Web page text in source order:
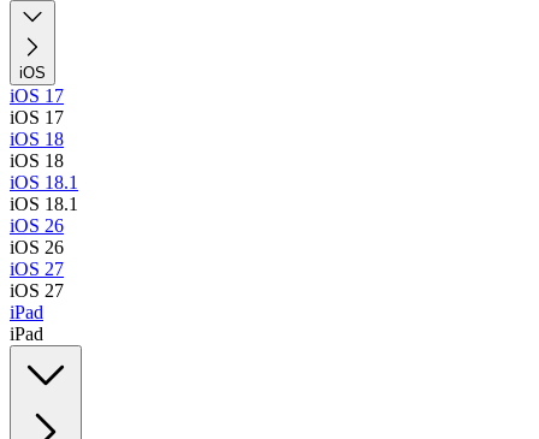
iOS
iOS 17
iOS 17
iOS 18
iOS 18
iOS 18.1
iOS 18.1
iOS 26
iOS 26
iOS 27
iOS 27
iPad
iPad